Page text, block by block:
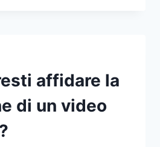
affidare la
di un video